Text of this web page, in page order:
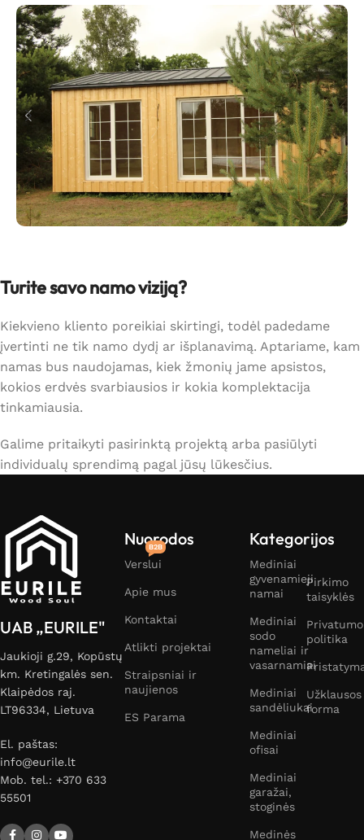
Turite savo namo viziją?
Kiekvieno kliento poreikiai skirtingi, todėl padedame
įvertinti ne tik namo dydį ar išplanavimą. Aptariame, kam
namas bus naudojamas, kiek žmonių jame apsistos,
kokios erdvės svarbiausios ir kokia komplektacija
tinkamiausia.
Galime pritaikyti pasirinktą projektą arba pasiūlyti
individualų sprendimą pagal jūsų lūkesčius.
UAB „EURILE"
Jaukioji g.29, Kopūstų
km. Kretingalės sen.
Klaipėdos raj.
LT96334, Lietuva
El. paštas:
info@eurile.lt
Mob. tel.: +370 633
55501
Nuorodos
Verslui
B2B
Apie mus
Kontaktai
Atlikti projektai
Straipsniai ir
naujienos
ES Parama
Kategorijos
Mediniai
gyvenamieji
namai
Mediniai
sodo
nameliai ir
vasarnamiai
Mediniai
sandėliukai
Mediniai
ofisai
Mediniai
garažai,
stoginės
Medinės
Pirkimo
taisyklės
Privatumo
politika
Užklausos
forma